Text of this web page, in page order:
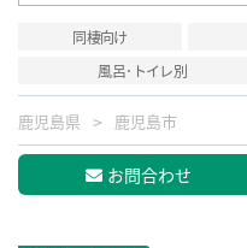
同棲向け
風呂･トイレ別
鹿児島県 鹿児島市
お問合わせ